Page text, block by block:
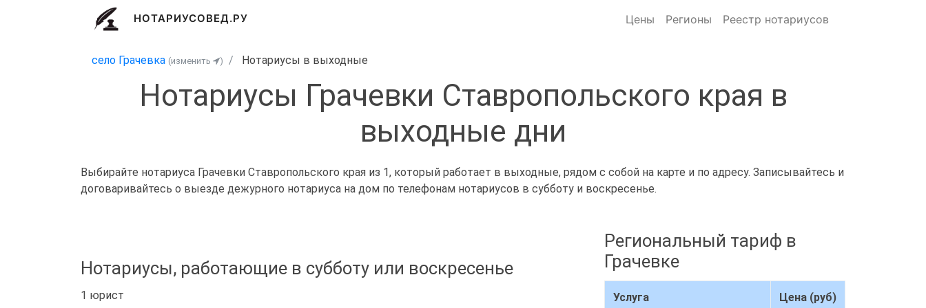
НОТАРИУСОВЕД.РУ Цены Регионы Реестр нотариусов
село Грачевка (изменить ) Нотариусы в выходные
Нотариусы Грачевки Ставропольского края в
выходные дни
Выбирайте нотариуса Грачевки Ставропольского края из 1, который работает в выходные, рядом с собой на карте и по адресу. Записывайтесь и
договаривайтесь о выезде дежурного нотариуса на дом по телефонам нотариусов в субботу и воскресенье.
Нотариусы, работающие в субботу или воскресенье
1 юрист
Региональный тариф в
Грачевке
Услуга Цена (руб)